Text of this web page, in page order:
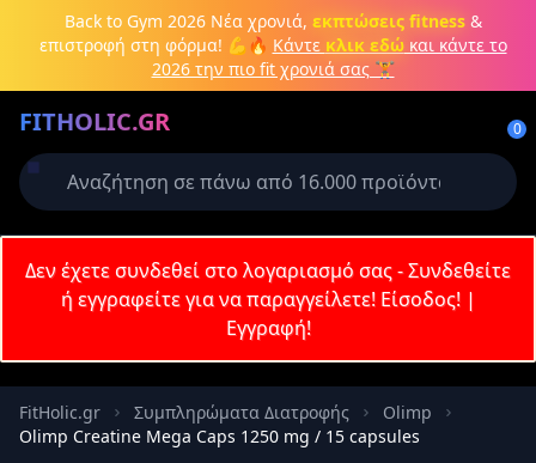
Μετάβαση στο κύριο περιεχόμενο
Back to Gym 2026Νέα χρονιά, εκπτώσεις fitness&
επιστροφή στη φόρμα! 💪🔥 Κάντε κλικ εδώκαι κάντε το
2026 την πιο fit χρονιά σας 🏋️
FITHOLIC.GR 0
Πρωτεΐνες Pre-Workout Aμινοξέα Καύση λίπους
Δεν έχετε συνδεθεί στο λογαριασμό σας - Συνδεθείτε
ή εγγραφείτε για να παραγγείλετε! Είσοδος!|
Εγγραφή!
FitHolic.gr Συμπληρώματα Διατροφής
Olimp
Olimp Creatine Mega Caps 1250 mg / 15 capsules
Δημιουργήστε λογαριασμό ή
Απαιτείται για την ολοκλήρωση της
παραγγελίας σας
Σύνδεση Εγγραφή
Κωδικός